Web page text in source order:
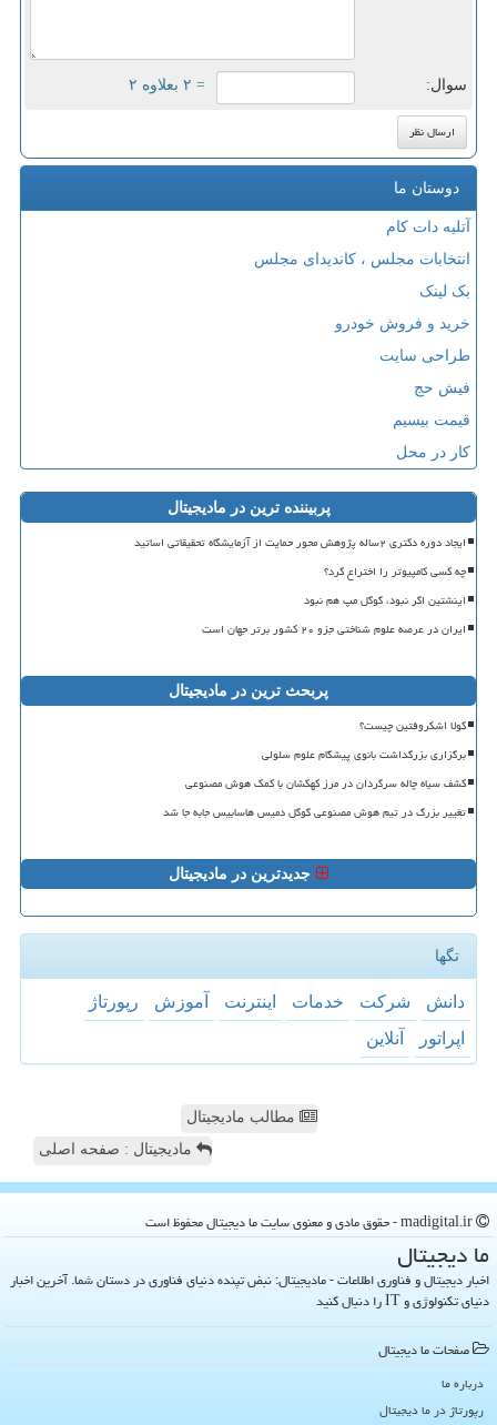
سوال: = ۲ بعلاوه ۲
دوستان ما
آتلیه دات کام
انتخابات مجلس ، کاندیدای مجلس
بک لینک
خرید و فروش خودرو
طراحی سایت
فیش حج
قیمت بیسیم
کار در محل
پربیننده ترین در مادیجیتال
ایجاد دوره دکتری ۲ساله پژوهش محور حمایت از آزمایشگاه تحقیقاتی اساتید
چه کسی کامپیوتر را اختراع کرد؟
اینشتین اگر نبود، گوگل مپ هم نبود
ایران در عرصه علوم شناختی جزو ۲۰ کشور برتر جهان است
پربحث ترین در مادیجیتال
کولا اشکروفتین چیست؟
برگزاری بزرگداشت بانوی پیشگام علوم سلولی
کشف سیاه چاله سرگردان در مرز کهکشان با کمک هوش مصنوعی
تغییر بزرگ در تیم هوش مصنوعی گوگل دمیس هاسابیس جابه جا شد
جدیدترین در مادیجیتال
تگها
دانش شركت خدمات اینترنت آموزش
رپورتاژ
اپراتور
آنلاین
مطالب مادیجیتال
مادیجیتال : صفحه اصلی
ما دیجیتال
اخبار دیجیتال و فناوری اطلاعات - مادیجیتال: نبض تپنده دنیای فناوری در دستان شما. آخرین اخبار
دنیای تکنولوژی و IT را دنبال کنید
صفحات ما دیجیتال
درباره ما
رپورتاژ در ما دیجیتال